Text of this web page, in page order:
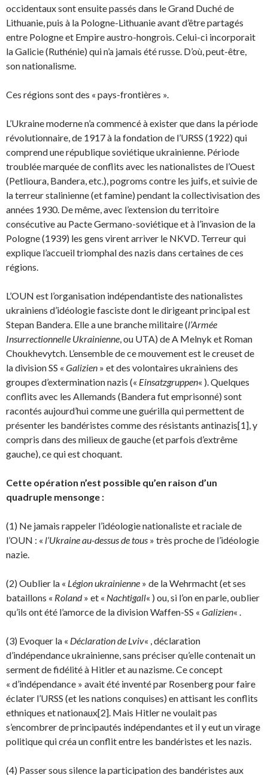
occidentaux sont ensuite passés dans le Grand Duché de
Lithuanie, puis à la Pologne-Lithuanie avant d’être partagés
entre Pologne et Empire austro-hongrois. Celui-ci incorporait
la Galicie (Ruthénie) qui n’a jamais été russe. D’où, peut-être,
son nationalisme.
Ces régions sont des « pays-frontières ».
L’Ukraine moderne n’a commencé à exister que dans la période
révolutionnaire, de 1917 à la fon­dation de l’URSS (1922) qui
comprend une république soviétique ukrainienne. Période
troublée marquée de conflits avec les nationalistes de l’Ouest
(Petlioura, Bandera, etc.), pogroms contre les juifs, et suivie de
la terreur stalinienne (et famine) pendant la collectivisation des
années 1930. De même, avec l’extension du territoire
consécutive au Pacte Germano-soviétique et à l’invasion de la
Pologne (1939) les gens virent arriver le NKVD. Terreur qui
explique l’accueil triomphal des nazis dans certaines de ces
régions.
L’OUN est l’organisation indépendantiste des nationalistes
ukrainiens d’idéologie fasciste dont le dirigeant principal est
Stepan Bandera. Elle a une branche militaire (l’Armée
Insurrectionnelle Ukrainienne, ou UTA) de A Melnyk et Roman
Choukhevytch. L’ensemble de ce mouvement est le creuset de
la division SS « Galizien » et des volontaires ukrainiens des
groupes d’extermination nazis (« Einsatzgruppen« ). Quelques
conflits avec les Allemands (Bandera fut emprisonné) sont
racontés aujourd’hui comme une guérilla qui permettent de
présenter les bandéristes comme des résistants antinazis[1], y
compris dans des milieux de gauche (et parfois d’extrême
gauche), ce qui est choquant.
Cette opération n’est possible qu’en raison d’un
quadruple mensonge :
(1) Ne jamais rappeler l’idéologie nationaliste et raciale de
l’OUN : « l’Ukraine au-dessus de tous » très proche de l’idéologie
nazie.
(2) Oublier la « Légion ukrainienne » de la Wehrmacht (et ses
bataillons « Roland» et « Nachtigall« ) ou, si l’on en parle, oublier
qu’ils ont été l’amorce de la division Waffen-SS « Galizien« .
(3) Evoquer la « Déclaration de Lviv« , déclaration
d’indépendance ukrainienne, sans préciser qu’elle contenait un
serment de fidélité à Hitler et au nazisme. Ce concept
« d’indépendance » avait été inventé par Rosenberg pour faire
éclater l’URSS (et les nations conquises) en attisant les con­flits
ethniques et nationaux[2]. Mais Hitler ne voulait pas
s’encombrer de principautés indépendan­tes et il y eut un virage
politique qui créa un conflit entre les bandéristes et les nazis.
(4) Passer sous silence la participation des bandéristes aux